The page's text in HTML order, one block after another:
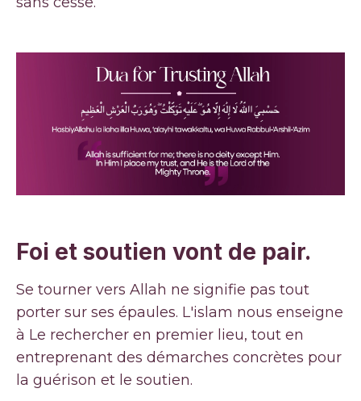
Foi et soutien vont de pair.
Se tourner vers Allah ne signifie pas tout
porter sur ses épaules. L'islam nous enseigne
à Le rechercher en premier lieu, tout en
entreprenant des démarches concrètes pour
la guérison et le soutien.